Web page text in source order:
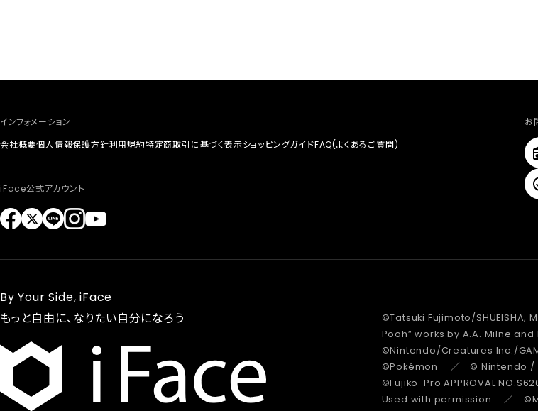
インフォメーション
会社概要個人情報保護方針利用規約特定商取引に基づく表示ショッピングガイドFAQ(よくあるご質問)
iFace公式アカウント
お
©Tatsuki Fujimoto/
Pooh” works by A.A. Milne
©Nintendo/Creatures Inc./GAME
©Pokémon ／ © Nintendo /
©Fujiko-Pro APPROVAL
Used with permission. ／
By Your Side, iFace
もっと自由に、なりたい自分になろう